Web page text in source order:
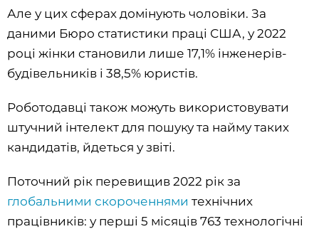
Але у цих сферах домінують чоловіки. За
даними Бюро статистики праці США, у 2022
році жінки становили лише 17,1% інженерів-
будівельників і 38,5% юристів.
Роботодавці також можуть використовувати
штучний інтелект для пошуку та найму таких
кандидатів, йдеться у звіті.
Поточний рік перевищив 2022 рік за
глобальними скороченнями технічних
працівників: у перші 5 місяців 763 технологічні